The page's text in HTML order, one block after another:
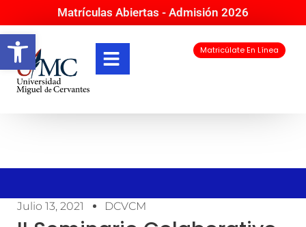
Abrir barra de herramientas
Matrículas Abiertas - Admisión 2026
Matricúlate En Línea
Julio 13, 2021 DCVCM